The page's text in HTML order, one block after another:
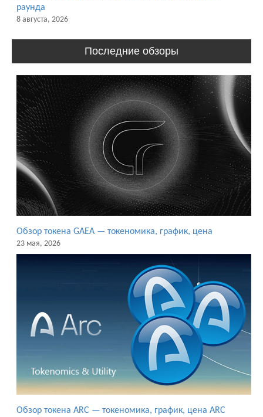
раунда
8 августа, 2026
Последние обзоры
Обзор токена GAEA — токеномика, график, цена
23 мая, 2026
Обзор токена ARC — токеномика, график, цена ARC